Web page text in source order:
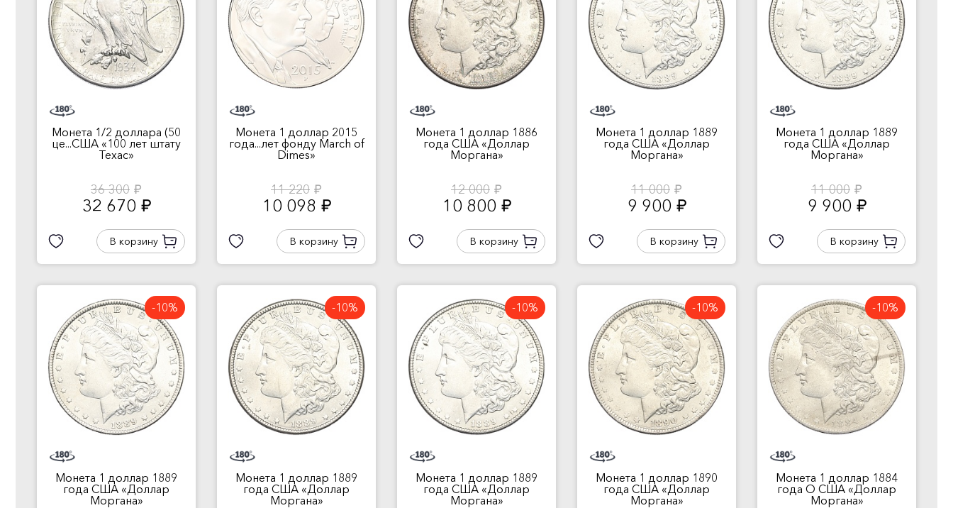
Монета 1/2 доллара (50
це...США «100 лет штату
Техас»
36 300 руб.
32 670 руб.
В корзину
Монета 1 доллар 2015
года...лет фонду March of
Dimes»
11 220 руб.
10 098 руб.
В корзину
Монета 1 доллар 1886
года США «Доллар
Моргана»
12 000 руб.
10 800 руб.
В корзину
Монета 1 доллар 1889
года США «Доллар
Моргана»
11 000 руб.
9 900 руб.
В корзину
Монета 1 доллар 1889
года США «Доллар
Моргана»
11 000 руб.
9 900 руб.
В корзину
-10%
Монета 1 доллар 1889
года США «Доллар
Моргана»
-10%
Монета 1 доллар 1889
года США «Доллар
Моргана»
-10%
Монета 1 доллар 1889
года США «Доллар
Моргана»
-10%
Монета 1 доллар 1890
года США «Доллар
Моргана»
-10%
Монета 1 доллар 1884
года О США «Доллар
Моргана»